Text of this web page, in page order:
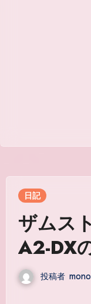
日記
ザムス
A2-DX
投稿者 mono